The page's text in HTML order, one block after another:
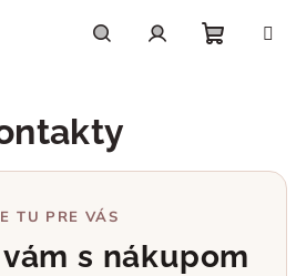
TU PRE VÁS
s nákupom